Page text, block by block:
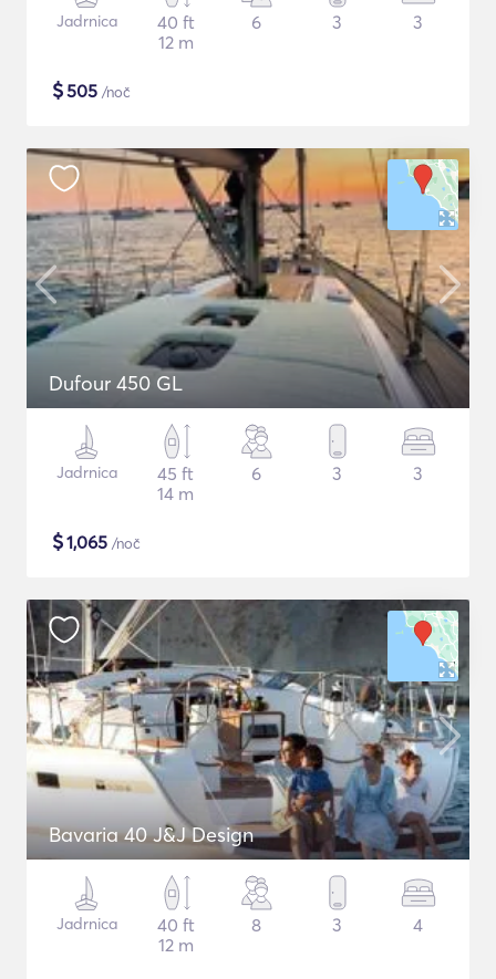
Jadrnica
40 ft
12 m
6 3 3
$505 /noč
Dufour 450 GL
Jadrnica
45 ft
14 m
6 3 3
$1,065 /noč
Bavaria 40 J&J Design
Jadrnica
40 ft
12 m
8 3 4